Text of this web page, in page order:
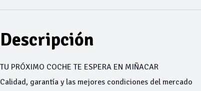
Descripción
TU PRÓXIMO COCHE TE ESPERA EN MIÑACAR
Calidad, garantía y las mejores condiciones del mercado